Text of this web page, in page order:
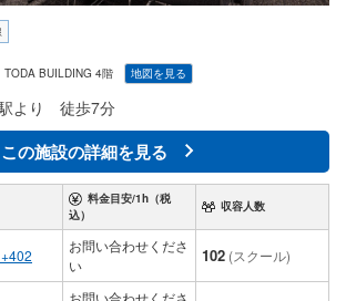
TODA BUILDING 4階 地図を見る
より 徒歩7分
この施設の詳細を見る
料金目安/1h（税
込）
収容人数
お問い合わせくださ
い
102 (スクール)
お問い合わせくださ